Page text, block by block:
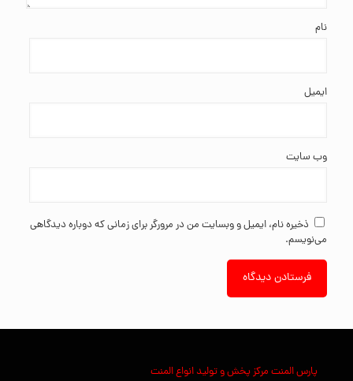
نام
ایمیل
وب‌ سایت
ذخیره نام، ایمیل و وبسایت من در مرورگر برای زمانی که دوباره دیدگاهی
می‌نویسم.
پارس المنت مرکز پخش و تولید انواع المنت